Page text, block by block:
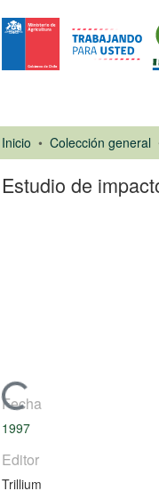
Inicio Colección general
Estudio de
Cargando...
Fecha
1997
Editor
Trillium